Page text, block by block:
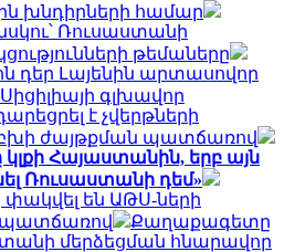
խնդիրների համար
Ռուսաստանի
թեմաները
դեր Լայենին արտասովոր
Սիցիլիայի գլխավոր
է չվերթների
ժայթքման պատճառով
Հայաստանին, երբ այն
Ռուսաստանի դեմ»
փակվել են ԱԹՍ-ների
Քաղաքագետը
մերձեցման հնարավոր